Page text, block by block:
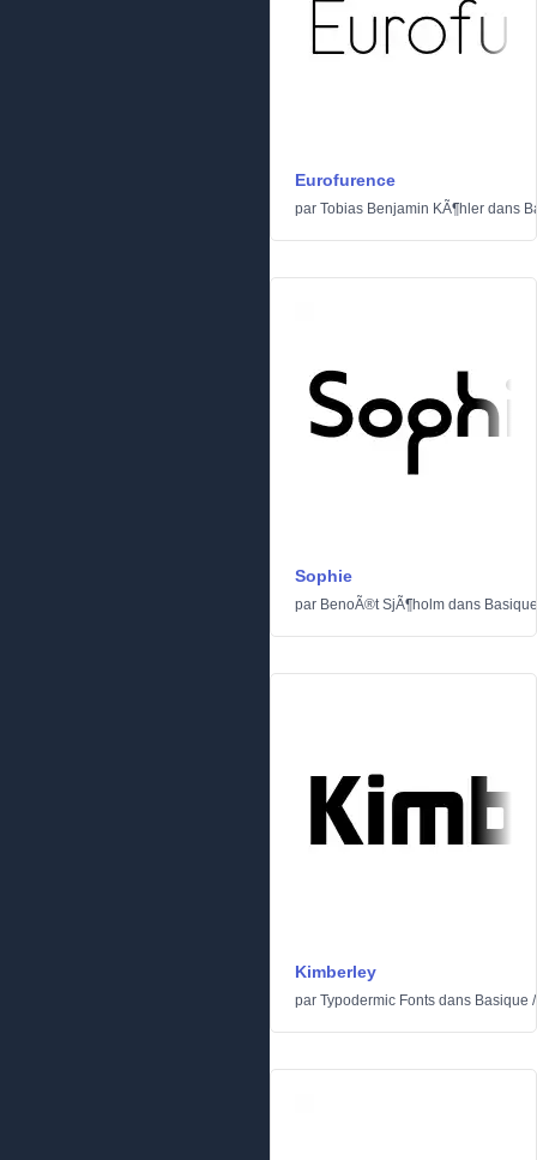
Eurofurence
par Tobias Benjamin KÃ¶hler dans
Sophie
par BenoÃ®t SjÃ¶holm dans Basique
Kimberley
par Typodermic Fonts dans Basique